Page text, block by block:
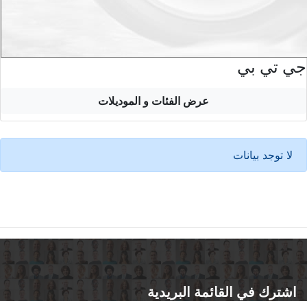
جي تي بي
عرض الفئات و الموديلات
لا توجد بيانات
اشترك في القائمة البريدية